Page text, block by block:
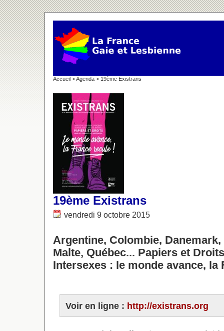
Accueil >Agenda > 19ème Existrans
19ème Existrans
vendredi 9 octobre 2015
Argentine, Colombie,
Malte, Québec... Papiers et
Intersexes : le monde avance, la
Voir en ligne : http://existrans.org